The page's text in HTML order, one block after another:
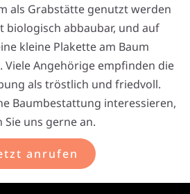
als Grabstätte genutzt werden
biologisch abbaubar, und auf
kleine Plakette am Baum
Angehörige empfinden die
als tröstlich und friedvoll.
Baumbestattung interessieren,
Sie uns gerne an.
anrufen